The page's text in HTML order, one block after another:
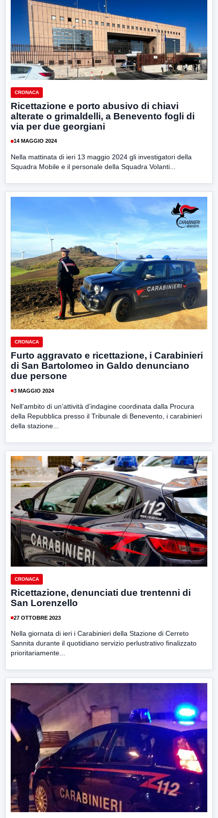
CRONACA
Ricettazione e porto abusivo di chiavi
alterate o grimaldelli, a Benevento fogli di
via per due georgiani
14 MAGGIO 2024
Nella mattinata di ieri 13 maggio 2024 gli investigatori della
Squadra Mobile e il personale della Squadra Volanti...
CRONACA
Furto aggravato e ricettazione, i Carabinieri
di San Bartolomeo in Galdo denunciano
due persone
3 MAGGIO 2024
Nell’ambito di un’attività d’indagine coordinata dalla Procura
della Repubblica presso il Tribunale di Benevento, i carabinieri
della stazione...
CRONACA
Ricettazione, denunciati due trentenni di
San Lorenzello
27 OTTOBRE 2023
Nella giornata di ieri i Carabinieri della Stazione di Cerreto
Sannita durante il quotidiano servizio perlustrativo finalizzato
prioritariamente...